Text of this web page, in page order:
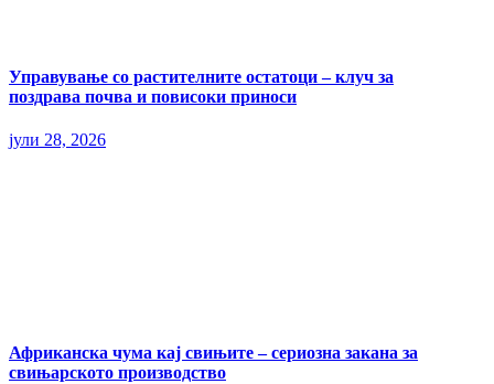
Управување со растителните остатоци – клуч за
поздрава почва и повисоки приноси
јули 28, 2026
Африканска чума кај свињите – сериозна закана за
свињарското производство